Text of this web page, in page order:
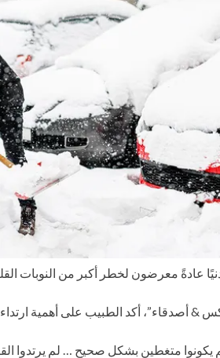
عادةً معرضون لخطر أكبر من النوبات
& أصدقاء”، أكد الطبيب على أهمية
متغطين بشكل صحيح … لم يرتدوا